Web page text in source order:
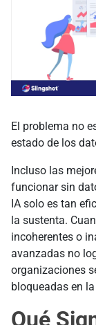
El problema no
estado de los
Incluso las
funcionar sin
IA solo es tan
la sustenta.
incoherentes o
avanzadas no
organizaciones
bloqueadas en
Qué